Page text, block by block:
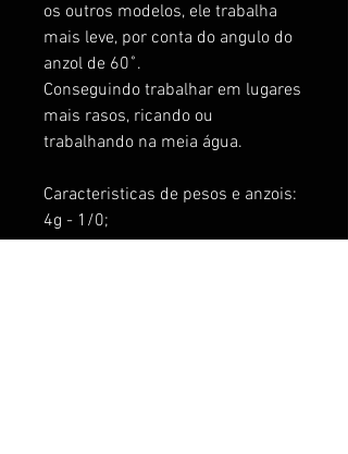
os outros modelos, ele trabalha
mais leve, por conta do angulo do
anzol de 60˚.
Conseguindo trabalhar em lugares
mais rasos, ricando ou
trabalhando na meia água.
Caracteristicas de pesos e anzois:
4g - 1/0;